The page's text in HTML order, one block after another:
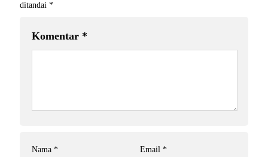
ditandai *
Komentar *
Nama * Email *